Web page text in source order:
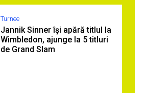
Turnee
Jannik Sinner își apără titlul la
Wimbledon, ajunge la 5 titluri
de Grand Slam